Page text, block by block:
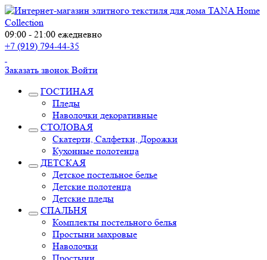
09:00 - 21:00 ежедневно
+7 (919) 794-44-35
Заказать звонок Войти
ГОСТИНАЯ
Пледы
Наволочки декоративные
СТОЛОВАЯ
Скатерти, Салфетки, Дорожки
Кухонные полотенца
ДЕТСКАЯ
Детское постельное белье
Детские полотенца
Детские пледы
СПАЛЬНЯ
Комплекты постельного белья
Простыни махровые
Наволочки